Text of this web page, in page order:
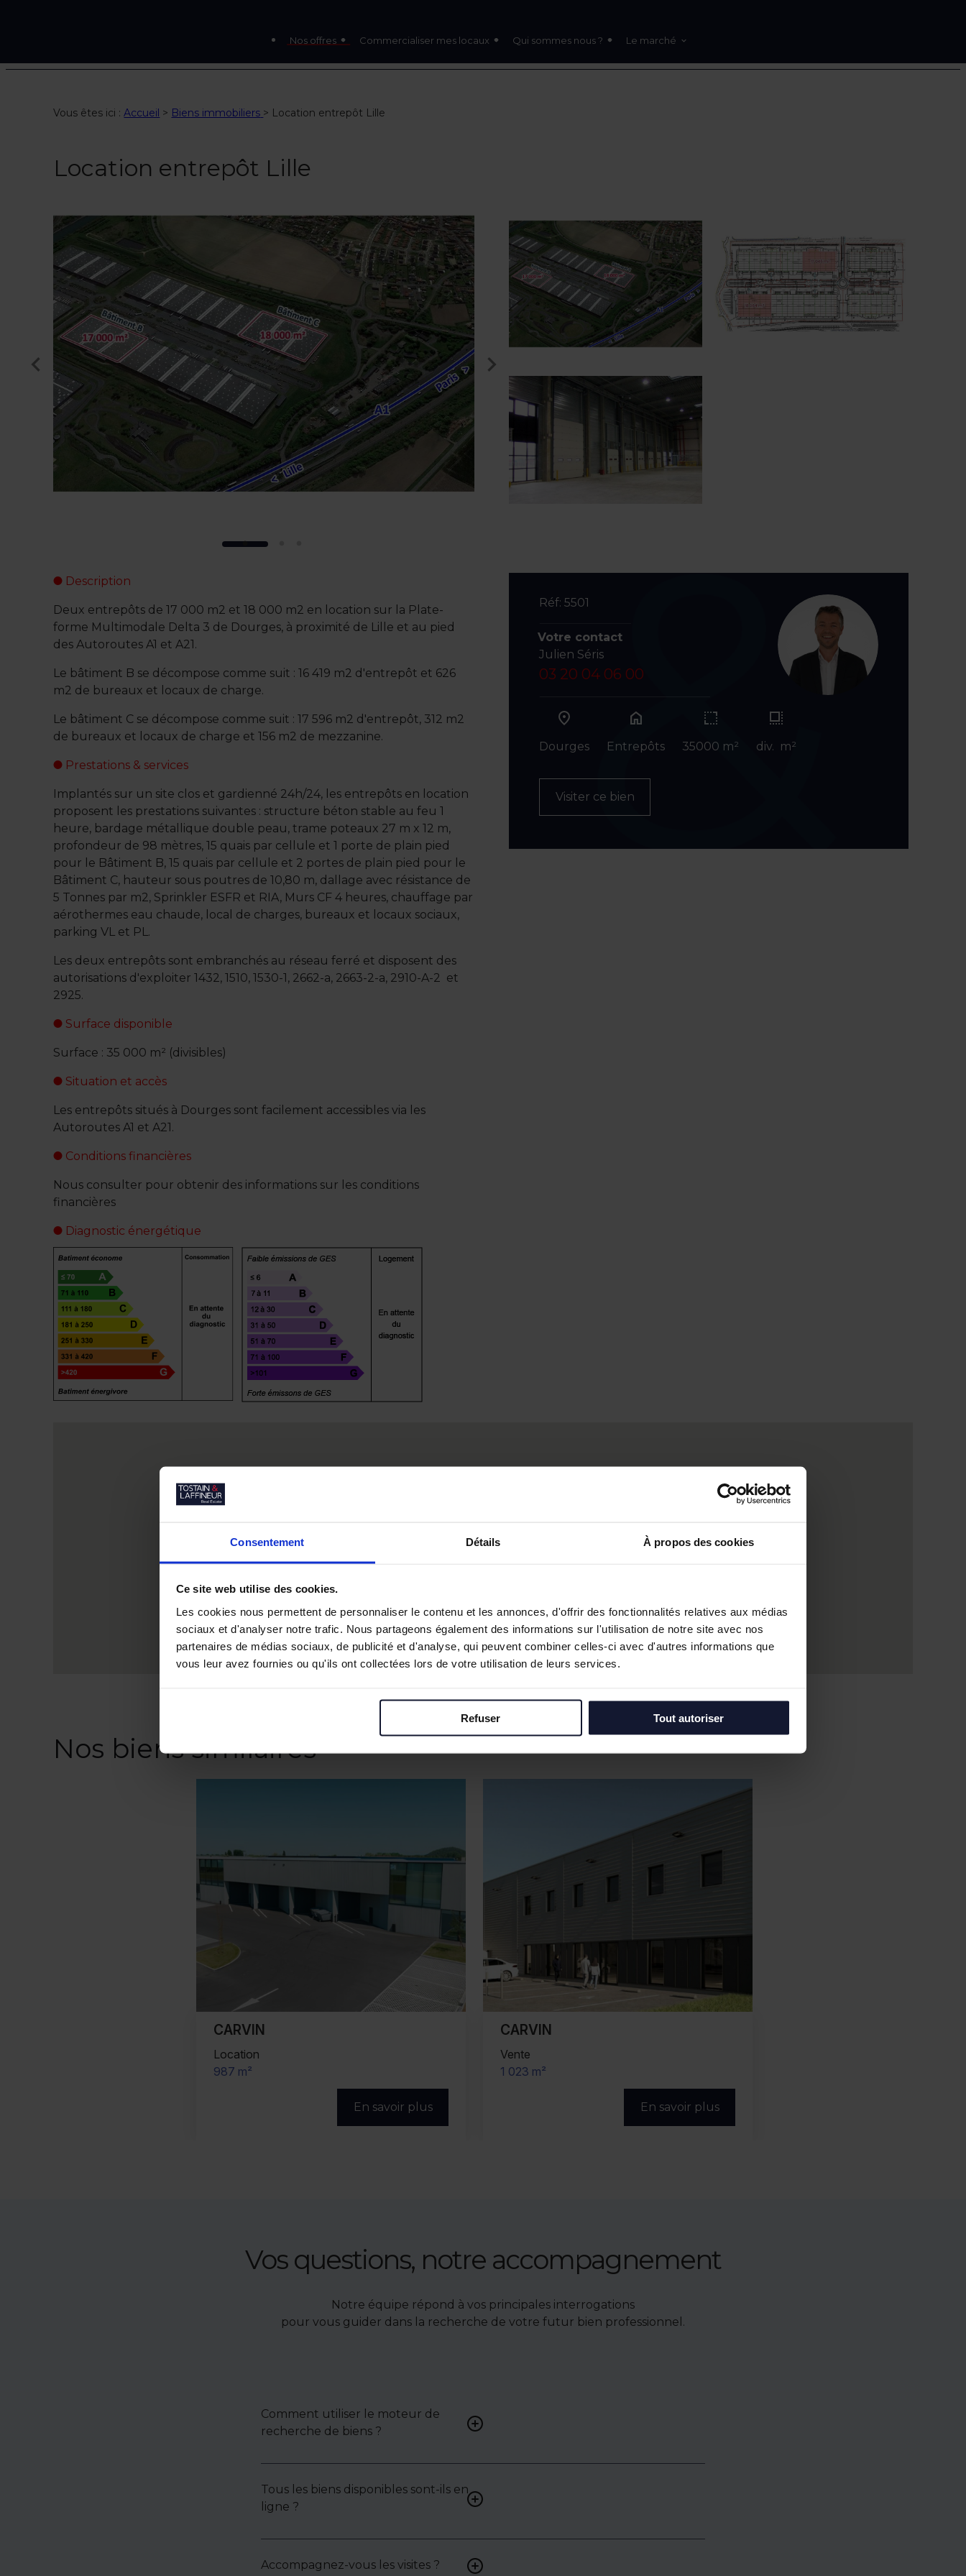
Consentement Détails À propos des cookies
Ce site web utilise des cookies.
Les cookies nous permettent de personnaliser le contenu et les annonces, d'offrir des fonctionnalités relatives aux médias
sociaux et d'analyser notre trafic. Nous partageons également des informations sur l'utilisation de notre site avec nos
partenaires de médias sociaux, de publicité et d'analyse, qui peuvent combiner celles-ci avec d'autres informations que
vous leur avez fournies ou qu'ils ont collectées lors de votre utilisation de leurs services.
Refuser Tout autoriser
Nos offres Commercialiser mes locaux Qui sommes nous ? Le marché
Vous êtes ici :Accueil > Biens immobiliers > Location entrepôt Lille
Location entrepôt Lille
Description
Deux entrepôts de 17 000 m2 et 18 000 m2 en location sur la Plate-
forme Multimodale Delta 3 de Dourges, à proximité de Lille et au pied
des Autoroutes A1 et A21.
Le bâtiment B se décompose comme suit : 16 419 m2 d'entrepôt et 626
m2 de bureaux et locaux de charge.
Le bâtiment C se décompose comme suit : 17 596 m2 d'entrepôt, 312 m2
de bureaux et locaux de charge et 156 m2 de mezzanine.
Prestations & services
Implantés sur un site clos et gardienné 24h/24, les entrepôts en location
proposent les prestations suivantes : structure béton stable au feu 1
heure, bardage métallique double peau, trame poteaux 27 m x 12 m,
profondeur de 98 mètres, 15 quais par cellule et 1 porte de plain pied
pour le Bâtiment B, 15 quais par cellule et 2 portes de plain pied pour le
Bâtiment C, hauteur sous poutres de 10,80 m, dallage avec résistance de
5 Tonnes par m2, Sprinkler ESFR et RIA, Murs CF 4 heures, chauffage par
aérothermes eau chaude, local de charges, bureaux et locaux sociaux,
parking VL et PL.
Les deux entrepôts sont embranchés au réseau ferré et disposent des
autorisations d'exploiter 1432, 1510, 1530-1, 2662-a, 2663-2-a, 2910-A-2 et
2925.
Surface disponible
Surface : 35 000 m² (divisibles)
Situation et accès
Les entrepôts situés à Dourges sont facilement accessibles via les
Autoroutes A1 et A21.
Conditions financières
Nous consulter pour obtenir des informations sur les conditions
financières
Diagnostic énergétique
Réf: 5501
Votre contact
Julien Séris
03 20 04 06 00
Dourges
home
Entrepôts 35000 m² div. m²
Visiter ce bien
Nos biens similaires
CARVIN
Location
987 m²
En savoir plus
CARVIN
Vente
1 023 m²
En savoir plus
Vos questions, notre accompagnement
Notre équipe répond à vos principales interrogations
pour vous guider dans la recherche de votre futur bien professionnel.
Comment utiliser le moteur de
recherche de biens ?
Renseignez vos critères (type de bien,
une liste de biens ciblés.
Tous les biens disponibles sont-ils en
ligne ?
Non. Certains biens sont proposés en
: contactez-nous pour y accéder.
Accompagnez-vous les visites ?
Oui, nous organisons les visites,